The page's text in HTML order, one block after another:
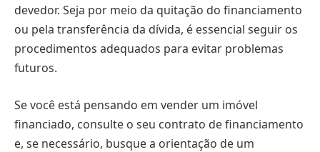
devedor. Seja por meio da quitação do financiamento
ou pela transferência da dívida, é essencial seguir os
procedimentos adequados para evitar problemas
futuros.
Se você está pensando em vender um imóvel
financiado, consulte o seu contrato de financiamento
e, se necessário, busque a orientação de um